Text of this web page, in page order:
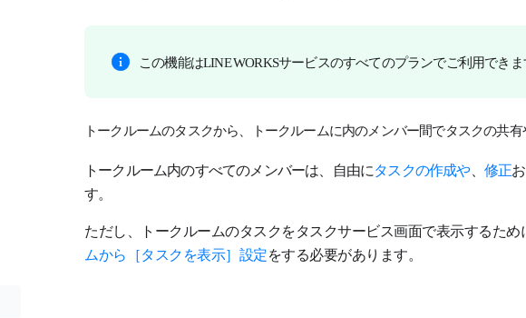
この機能はLINE WORKSサービスのすべてのプランでご利用できま
トークルームのタスクから、トークルームに内のメンバー間でタスクの共有
トークルーム内のすべてのメンバーは、自由にタスクの作成や、 修正
す。
ただし、トークルームのタスクをタスクサービス画面で表示するため
ムから［タスクを表示］設定をする必要があります。